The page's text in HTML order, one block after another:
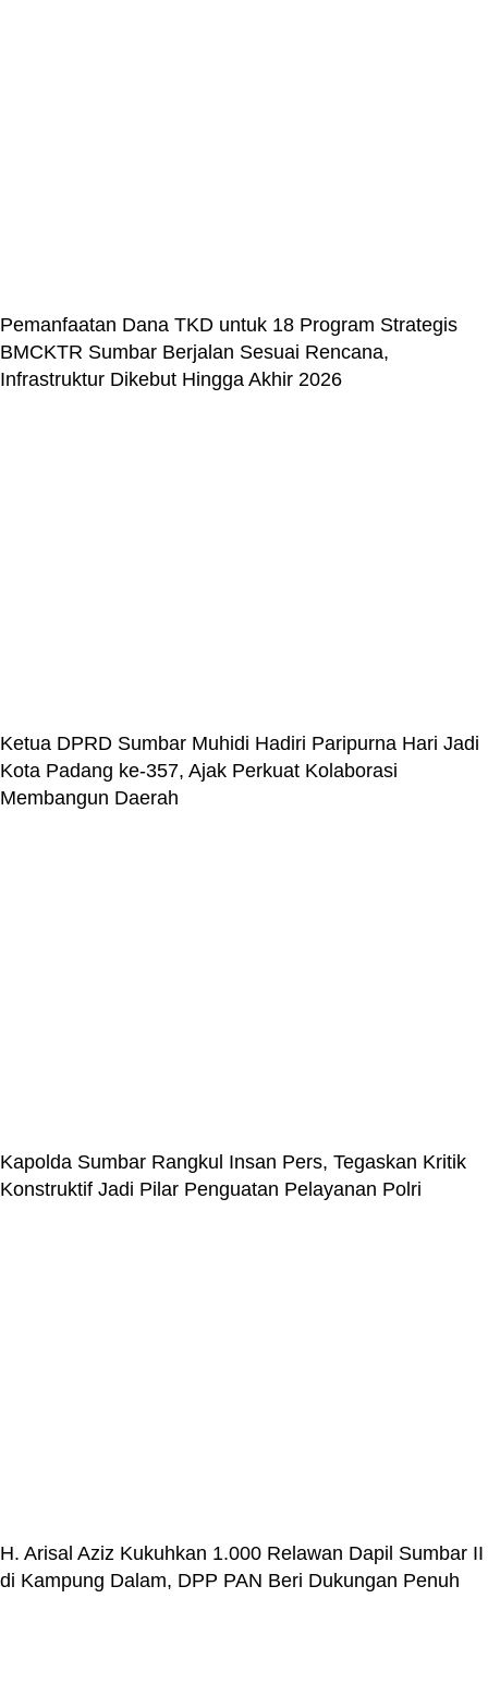
Pemanfaatan Dana TKD untuk 18 Program Strategis
BMCKTR Sumbar Berjalan Sesuai Rencana,
Infrastruktur Dikebut Hingga Akhir 2026
Ketua DPRD Sumbar Muhidi Hadiri Paripurna Hari Jadi
Kota Padang ke-357, Ajak Perkuat Kolaborasi
Membangun Daerah
Kapolda Sumbar Rangkul Insan Pers, Tegaskan Kritik
Konstruktif Jadi Pilar Penguatan Pelayanan Polri
H. Arisal Aziz Kukuhkan 1.000 Relawan Dapil Sumbar II
di Kampung Dalam, DPP PAN Beri Dukungan Penuh